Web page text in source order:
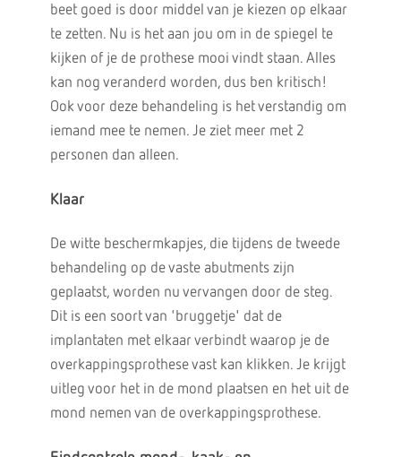
beet goed is door middel van je kiezen op elkaar
te zetten. Nu is het aan jou om in de spiegel te
kijken of je de prothese mooi vindt staan. Alles
kan nog veranderd worden, dus ben kritisch!
Ook voor deze behandeling is het verstandig om
iemand mee te nemen. Je ziet meer met 2
personen dan alleen.
Klaar
De witte beschermkapjes, die tijdens de tweede
behandeling op de vaste abutments zijn
geplaatst, worden nu vervangen door de steg.
Dit is een soort van 'bruggetje' dat de
implantaten met elkaar verbindt waarop je de
overkappingsprothese vast kan klikken. Je krijgt
uitleg voor het in de mond plaatsen en het uit de
mond nemen van de overkappingsprothese.